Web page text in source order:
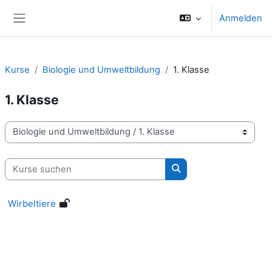
Anmelden
Kurse Biologie und Umweltbildung 1. Klasse
1. Klasse
Kursbereiche
Kurse suchen
Kurse suchen
Wirbeltiere